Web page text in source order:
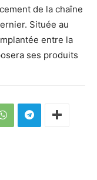
de la chaîne
Située au
entre la
ses produits